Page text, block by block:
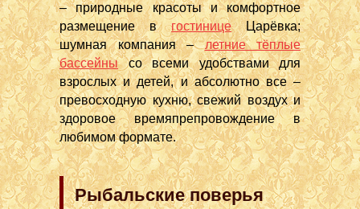
– природные красоты и комфортное
размещение вгостиницеЦарёвка;
шумная компания –летние тёплые
бассейнысо всеми удобствами для
взрослых и детей, и абсолютно все –
превосходную кухню, свежий воздух и
здоровое времяпрепровождение в
любимом формате.
Рыбальские поверья